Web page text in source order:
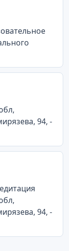
94, -
94, -